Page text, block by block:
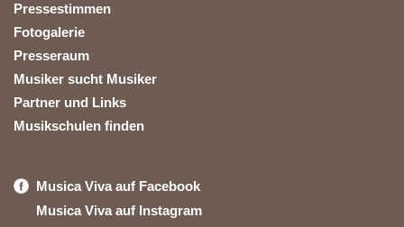
Pressestimmen
Fotogalerie
Presseraum
Musiker sucht Musiker
Partner und Links
Musikschulen finden
Musica Viva auf Facebook
Musica Viva auf Instagram